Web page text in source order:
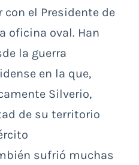
el Presidente de
oficina oval. Han
la guerra
en la que,
Silverio,
de su territorio
sufrió muchas